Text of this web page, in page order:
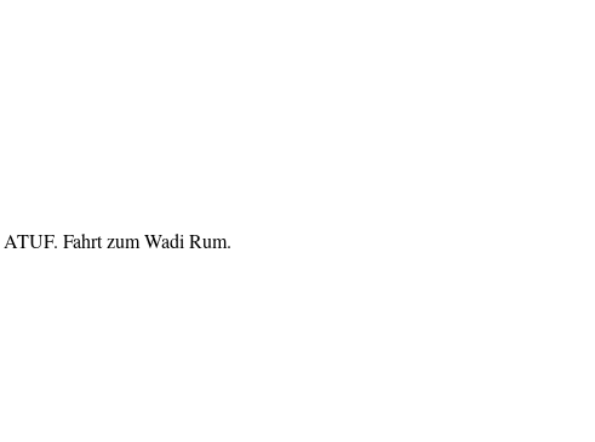
Fahrt zum Wadi Rum.